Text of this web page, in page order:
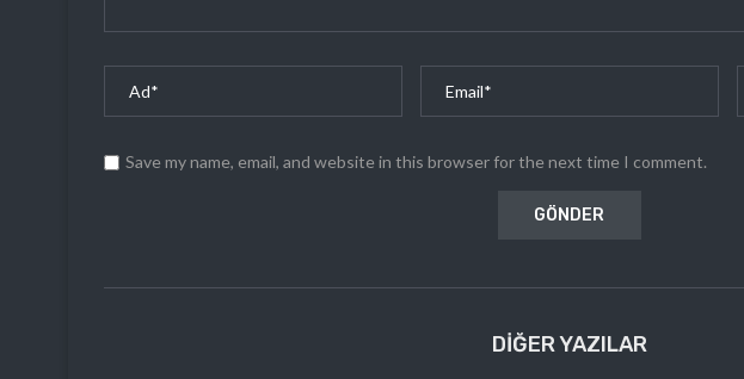
Save my name, email, and website in this browser for the next time I comment.
DIĞER YAZILAR